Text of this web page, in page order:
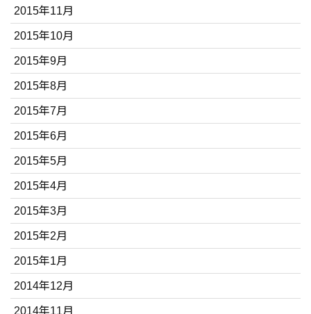
2015年11月
2015年10月
2015年9月
2015年8月
2015年7月
2015年6月
2015年5月
2015年4月
2015年3月
2015年2月
2015年1月
2014年12月
2014年11月